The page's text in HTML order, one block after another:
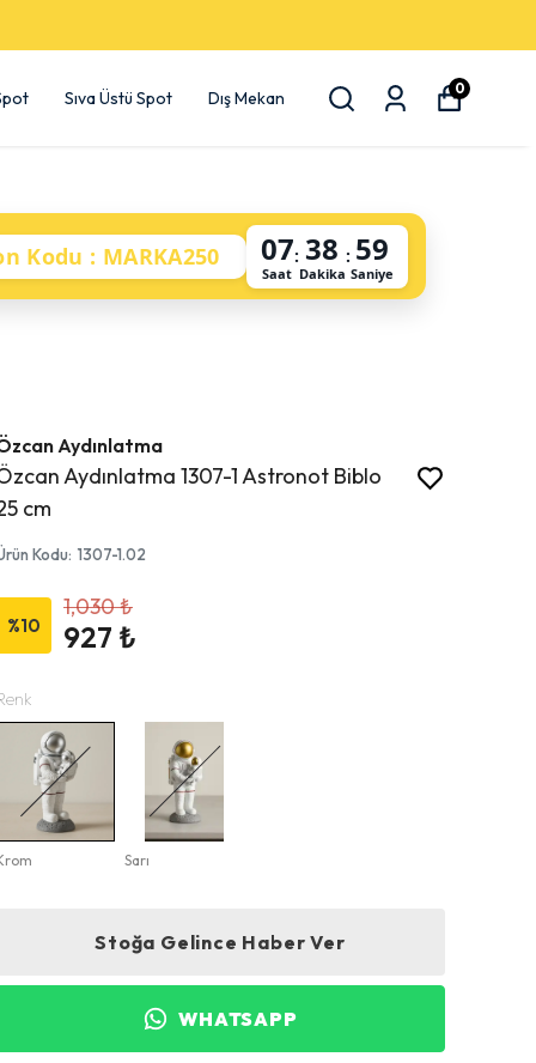
Sıva Üstü Spot Dış Mekan 0
Kodu : MARKA250 07
Saat
: 38
Dakika
: 58
Saniye
Aydınlatma
Aydınlatma 1307-1 Astronot Biblo
cm
Kodu: 1307-1.02
%10
1,030 ₺
927 ₺
Sarı
Stoğa Gelince Haber Ver
WHATSAPP